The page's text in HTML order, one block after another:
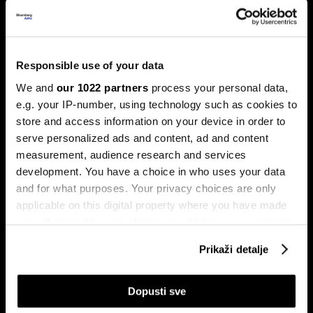
Responsible use of your data
We and our 1022 partners process your personal data,
e.g. your IP-number, using technology such as cookies to
store and access information on your device in order to
serve personalized ads and content, ad and content
measurement, audience research and services
development. You have a choice in who uses your data
and for what purposes. Your privacy choices are only
applicable on this digital property where you have made
your choices. You can change or withdraw your consent
If you allow, we would also like to:
Collect information about your geographical
Prikaži detalje
Dopusti sve
Ljeto na burzama: Psihologija
ulagača kao najveći neprijatelj
Povijesni podaci pokazuju da su lipanj i srpanj mjeseci s
najmanjom volatilnošću na burzama.
Globalne berze tresu rizici,